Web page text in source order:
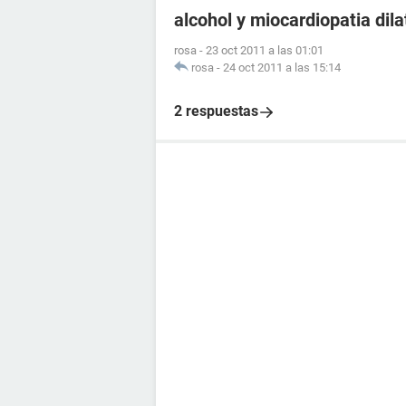
alcohol y miocardiopatia
rosa - 23 oct 2011 a las 01:01
rosa - 24 oct 2011 a las 15:14
2 respuestas